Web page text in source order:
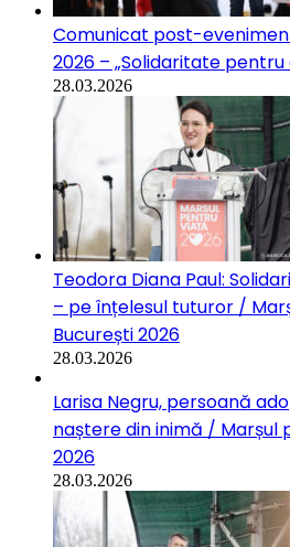
Comunicat post-
2026 – „Solidaritate pentru
28.03.2026
Teodora Diana Paul:
– pe înțelesul tuturor /
București 2026
28.03.2026
Larisa Negru, persoană
naștere din inimă / Marșul
2026
28.03.2026